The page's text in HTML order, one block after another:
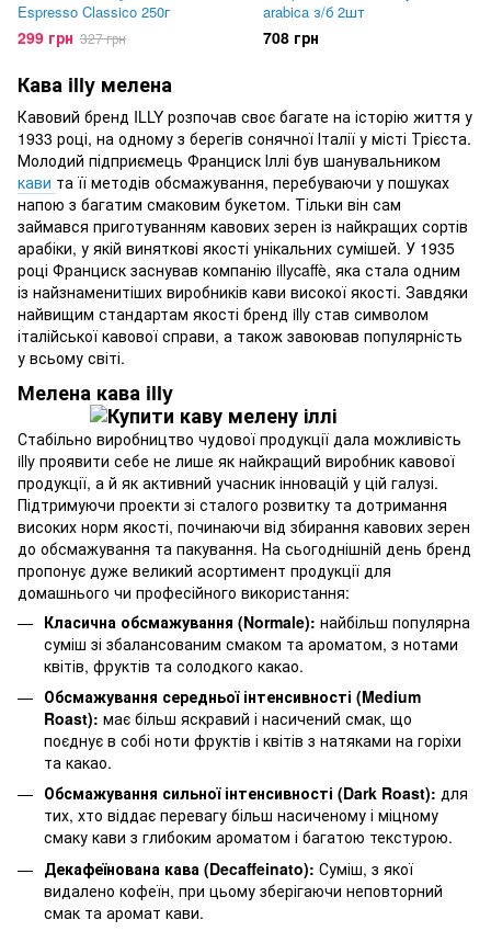
Espresso Classico 250г
299 грн 327 грн
arabica з/б 2шт
708 грн
Кава illy мелена
Кавовий бренд ILLY розпочав своє багате на історію життя у
1933 році, на одному з берегів сонячної Італії у місті Трієста.
Молодий підприємець Франциск Іллі був шанувальником
кави та її методів обсмажування, перебуваючи у пошуках
напою з багатим смаковим букетом. Тільки він сам
займався приготуванням кавових зерен із найкращих сортів
арабіки, у якій виняткові якості унікальних сумішей. У 1935
році Франциск заснував компанію illycaffè, яка стала одним
із найзнаменитіших виробників кави високої якості. Завдяки
найвищим стандартам якості бренд illy став символом
італійської кавової справи, а також завоював популярність
у всьому світі.
Мелена кава illy
Стабільно виробництво чудової продукції дала можливість
illy проявити себе не лише як найкращий виробник кавової
продукції, а й як активний учасник інновацій у цій галузі.
Підтримуючи проекти зі сталого розвитку та дотримання
високих норм якості, починаючи від збирання кавових зерен
до обсмажування та пакування. На сьогоднішній день бренд
пропонує дуже великий асортимент продукції для
домашнього чи професійного використання:
Класична обсмажування (Normale): найбільш популярна
суміш зі збалансованим смаком та ароматом, з нотами
квітів, фруктів та солодкого какао.
Обсмажування середньої інтенсивності (Medium
Roast): має більш яскравий і насичений смак, що
поєднує в собі ноти фруктів і квітів з натяками на горіхи
та какао.
Обсмажування сильної інтенсивності (Dark Roast): для
тих, хто віддає перевагу більш насиченому і міцному
смаку кави з глибоким ароматом і багатою текстурою.
Декафеїнована кава (Decaffeinato): Суміш, з якої
видалено кофеїн, при цьому зберігаючи неповторний
смак та аромат кави.